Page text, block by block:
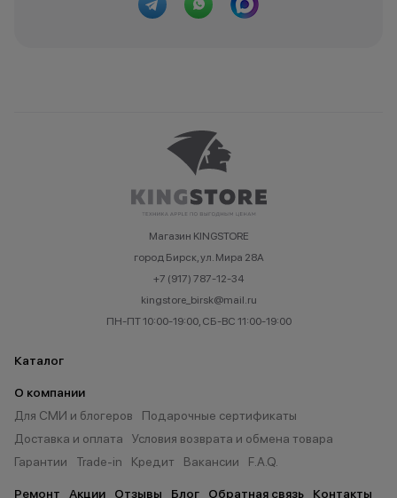
Магазин KINGSTORE
город Бирск, ул. Мира 28А
+7 (917) 787-12-34
kingstore_birsk@mail.ru
ПН-ПТ 10:00-19:00, СБ-ВС 11:00-19:00
Каталог
О компании
Для СМИ и блогеров
Подарочные сертификаты
Доставка и оплата
Условия возврата и обмена товара
Гарантии
Trade-in Кредит Вакансии F.A.Q.
Ремонт Акции Отзывы Блог Обратная связь Контакты